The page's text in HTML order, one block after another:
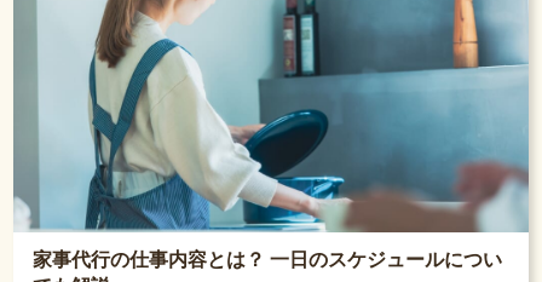
家事代行の仕事内容とは？ 一日のスケジュールについ